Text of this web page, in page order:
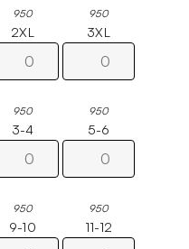
950 950
2XL
950
3XL
950
3-4
950
5-6
950
9-10 11-12